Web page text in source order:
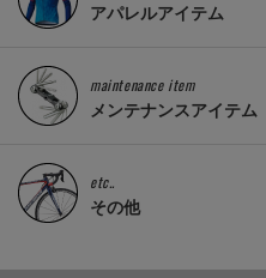
アパレルアイテム
maintenance item
メンテナンスアイテム
etc..
その他